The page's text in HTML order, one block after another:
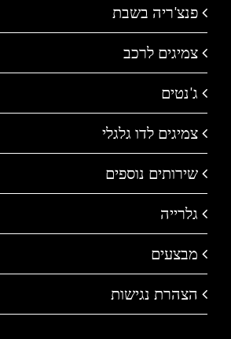
פנצ'ריה בשבת
צמיגים לרכב
ג'נטים
צמיגים לדו גלגלי
שירותים נוספים
גלרייה
מבצעים
הצהרת נגישות